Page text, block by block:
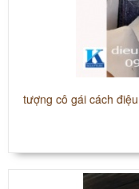
tượng cô gái cách